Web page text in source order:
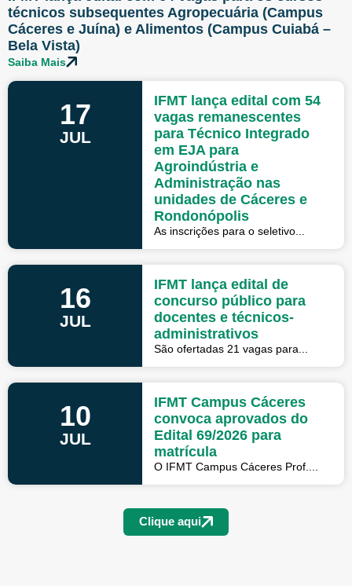
técnicos subsequentes Agropecuária (Campus
Cáceres e Juína) e Alimentos (Campus Cuiabá –
Bela Vista)
Saiba Mais
17
JUL
IFMT lança edital com 54
vagas remanescentes
para Técnico Integrado
em EJA para
Agroindústria e
Administração nas
unidades de Cáceres e
Rondonópolis
As inscrições para o seletivo...
16
JUL
IFMT lança edital de
concurso público para
docentes e técnicos-
administrativos
São ofertadas 21 vagas para...
10
JUL
IFMT Campus Cáceres
convoca aprovados do
Edital 69/2026 para
matrícula
O IFMT Campus Cáceres Prof....
Clique aqui